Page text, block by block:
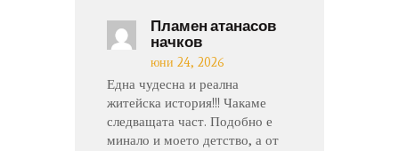
Пламен атанасов
начков
юни 24, 2026
Една чудесна и реална
житейска история!!! Чакаме
следващата част. Подобно е
минало и моето детство, а от